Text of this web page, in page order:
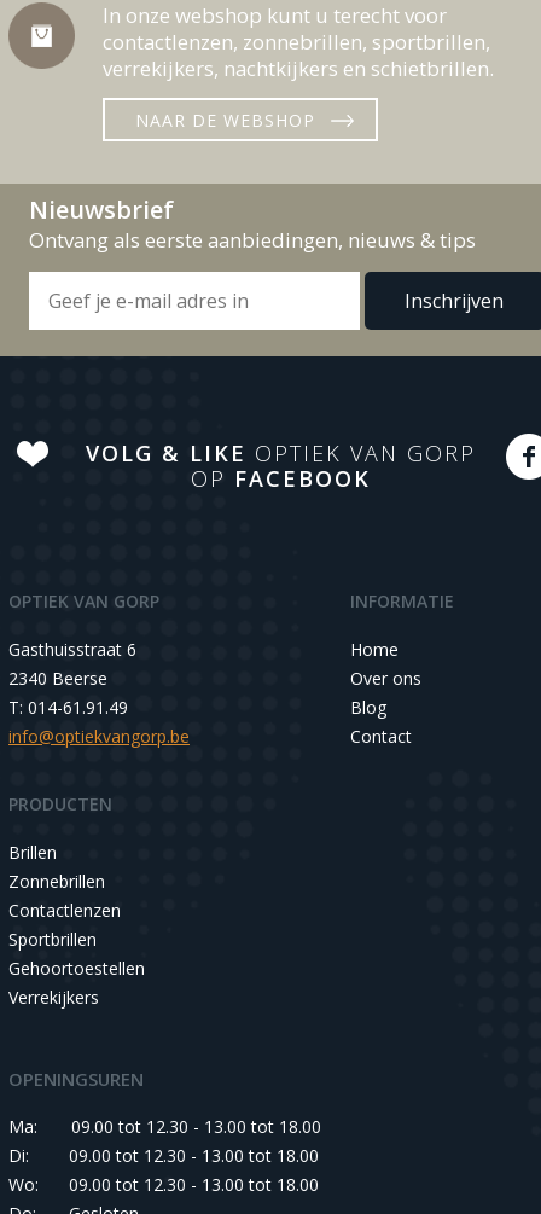
In onze webshop kunt u terecht voor
contactlenzen, zonnebrillen, sportbrillen,
verrekijkers, nachtkijkers en schietbrillen.
NAAR DE WEBSHOP
Nieuwsbrief
Ontvang als eerste aanbiedingen, nieuws & tips
VOLG & LIKE OPTIEK VAN GORP
OP FACEBOOK
OPTIEK VAN GORP
Gasthuisstraat 6
2340 Beerse
T: 014-61.91.49
info@optiekvangorp.be
INFORMATIE
Home
Over ons
Blog
Contact
PRODUCTEN
Brillen
Zonnebrillen
Contactlenzen
Sportbrillen
Gehoortoestellen
Verrekijkers
OPENINGSUREN
Ma:
09.00 tot 12.30 - 13.00 tot 18.00
Di:
09.00 tot 12.30 - 13.00 tot 18.00
Wo:
09.00 tot 12.30 - 13.00 tot 18.00